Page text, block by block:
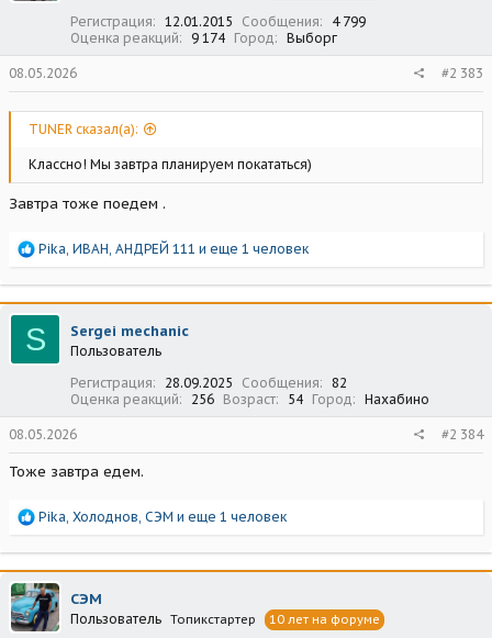
Регистрация 12.01.2015 Сообщения
4 799
Оценка реакций
9 174 Город Выборг
08.05.2026 #2 383
TUNER сказал(а):
Классно! Мы завтра планируем покататься)
Завтра тоже поедем .
Р
а
к
ц
и
и
Pika, ИВАН, АНДРЕЙ 111 и еще 1 человек
S Sergei mechanic
Пользователь
Регистрация
28.09.2025 Сообщения
82
Оценка реакций
256 Возраст 54 Город Нахабино
08.05.2026 #2 384
Тоже завтра едем.
Р
а
к
ц
и
и
Pika, Холоднов, СЭМ и еще 1 человек
СЭМ
Пользователь Топикстартер 10 лет на форуме